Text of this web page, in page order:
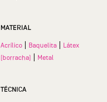
MATERIAL
Acrílico Baquelita
Látex
(borracha)
Metal
TÉCNICA